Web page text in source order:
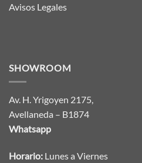
Avisos Legales
SHOWROOM
Av. H. Yrigoyen 2175,
Avellaneda – B1874
Whatsapp
Horario: Lunes a Viernes